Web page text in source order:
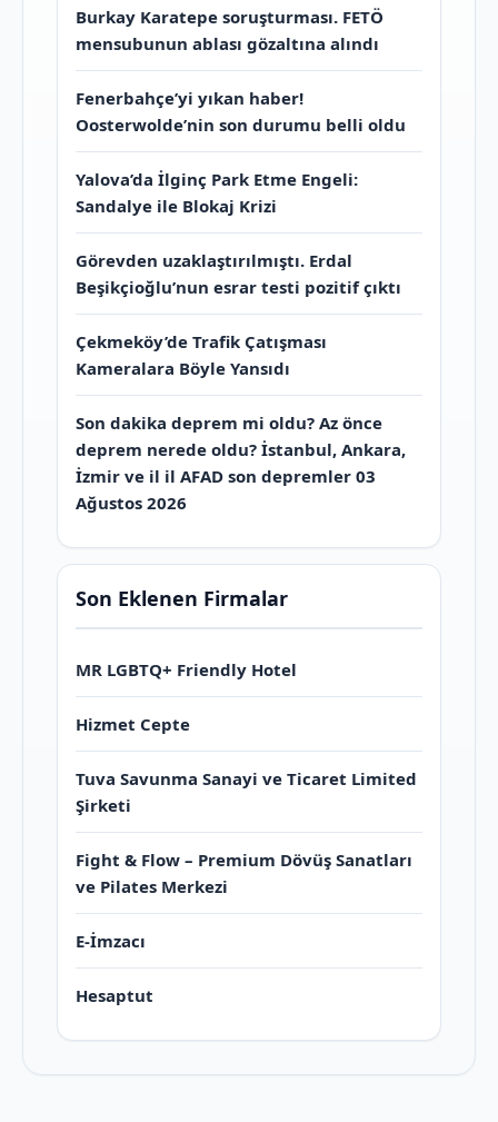
Burkay Karatepe soruşturması. FETÖ
mensubunun ablası gözaltına alındı
Fenerbahçe’yi yıkan haber!
Oosterwolde’nin son durumu belli oldu
Yalova’da İlginç Park Etme Engeli:
Sandalye ile Blokaj Krizi
Görevden uzaklaştırılmıştı. Erdal
Beşikçioğlu’nun esrar testi pozitif çıktı
Çekmeköy’de Trafik Çatışması
Kameralara Böyle Yansıdı
Son dakika deprem mi oldu? Az önce
deprem nerede oldu? İstanbul, Ankara,
İzmir ve il il AFAD son depremler 03
Ağustos 2026
Son Eklenen Firmalar
MR LGBTQ+ Friendly Hotel
Hizmet Cepte
Tuva Savunma Sanayi ve Ticaret Limited
Şirketi
Fight & Flow – Premium Dövüş Sanatları
ve Pilates Merkezi
E-İmzacı
Hesaptut